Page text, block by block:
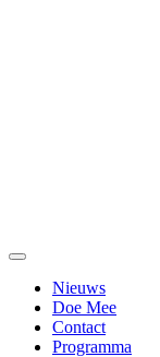
Nieuws
Doe Mee
Contact
Programma